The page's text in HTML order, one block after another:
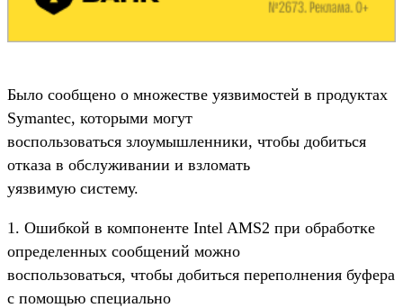
Было сообщено о множестве уязвимостей в продуктах
Symantec, которыми могут
воспользоваться злоумышленники, чтобы добиться
отказа в обслуживании и взломать
уязвимую систему.
1. Ошибкой в компоненте Intel AMS2 при обработке
определенных сообщений можно
воспользоваться, чтобы добиться переполнения буфера
с помощью специально